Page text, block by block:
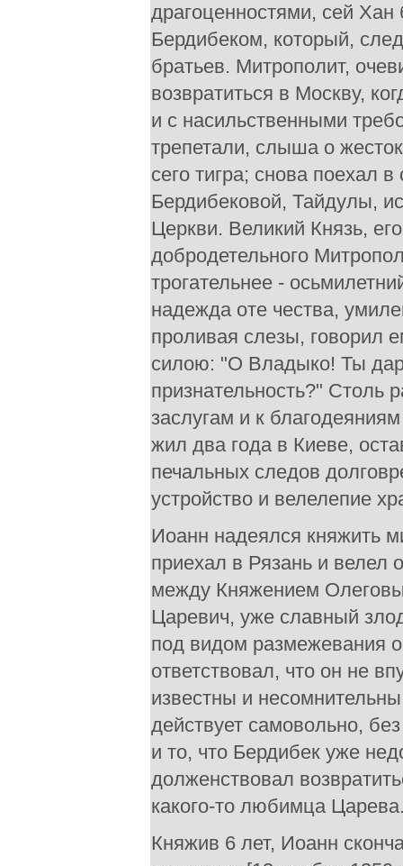
драгоценностями, сей
Бердибеком, который,
братьев. Митрополит,
возвратиться в Москву,
и с насильственными
трепетали, слыша о
сего тигра; снова поехал
Бердибековой, Тайдулы,
Церкви. Великий Князь,
добродетельного
трогательнее -
надежда оте чества,
проливая слезы, говорил
силою: "О Владыко! Ты
признательность?" Столь
заслугам и к
жил два года в Киеве,
печальных следов
устройство и велелепие
Иоанн надеялся княжить
приехал в Рязань и велел
между Княжением
Царевич, уже славный
под видом размежевания
ответствовал, что он не
известны и
действует самовольно,
и то, что Бердибек уже
долженствовал
какого-то любимца
Княжив 6 лет, Иоанн